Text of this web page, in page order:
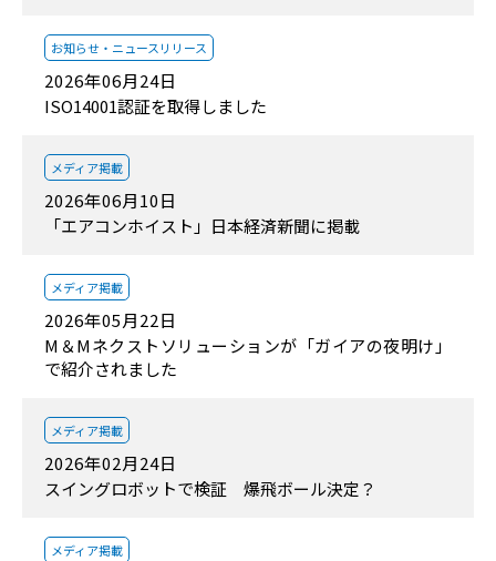
2026年06月24日
お知らせ・ ニュースリリース
ISO14001認証を取得しました
2026年06月10日
メディア掲載
「エアコンホイスト」日本経済新聞に掲載
2026年05月22日
メディア掲載
M＆Mネクストソリューションが「ガイアの夜明け」
で紹介されました
2026年02月24日
メディア掲載
スイングロボットで検証 爆飛ボール決定？
メディア掲載